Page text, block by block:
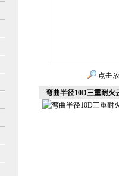
点击
弯曲半径10D三重耐火